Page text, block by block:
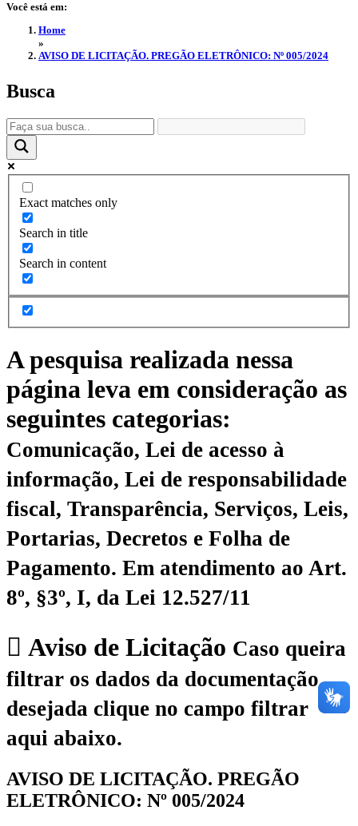
Você está em:
Home
»
AVISO DE LICITAÇÃO. PREGÃO ELETRÔNICO: Nº 005/2024
Busca
Exact matches only
Search in title
Search in content
A pesquisa realizada nessa
página leva em consideração as
seguintes categorias:
Comunicação, Lei de acesso à
informação, Lei de responsabilidade
fiscal, Transparência, Serviços, Leis,
Portarias, Decretos e Folha de
Pagamento. Em atendimento ao Art.
8º, §3º, I, da Lei 12.527/11
Aviso de Licitação Caso queira
filtrar os dados da documentação
desejada clique no campo filtrar
aqui abaixo.
AVISO DE LICITAÇÃO. PREGÃO
ELETRÔNICO: Nº 005/2024